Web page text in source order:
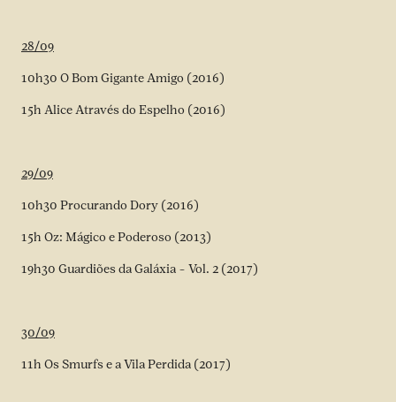
28/09
10h30 O Bom Gigante Amigo (2016)
15h Alice Através do Espelho (2016)
29/09
10h30 Procurando Dory (2016)
15h Oz: Mágico e Poderoso (2013)
19h30 Guardiões da Galáxia – Vol. 2 (2017)
30/09
11h Os Smurfs e a Vila Perdida (2017)